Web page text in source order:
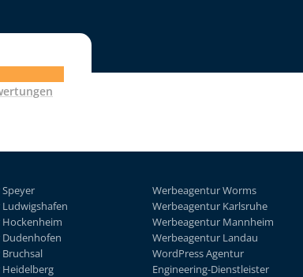
Werbeagentur Worms
Werbeagentur Karlsruhe
Werbeagentur Mannheim
Werbeagentur Landau
WordPress Agentur
Engineering-Dienstleister